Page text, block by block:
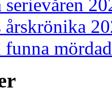
serievåren
årskrönika
funna